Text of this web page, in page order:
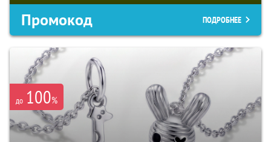
Промокод ПОДРОБНЕЕ
до 100%